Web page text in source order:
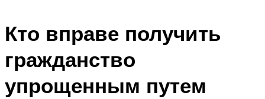
Кто вправе получить
гражданство
упрощенным путем